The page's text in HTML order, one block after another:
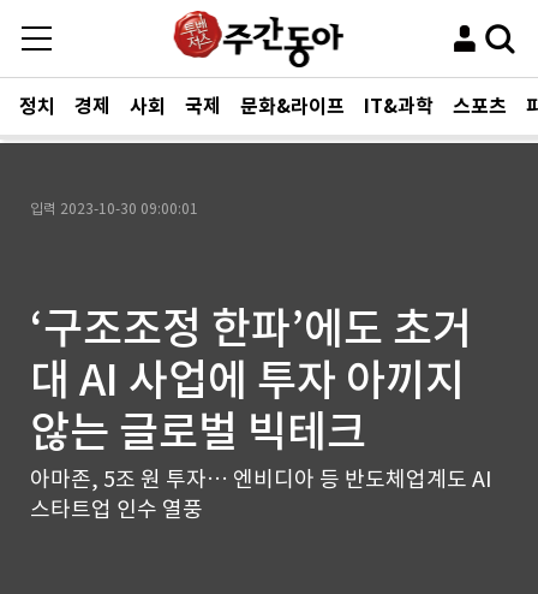
정치 경제 사회 국제 문화&라이프 IT&과학 스포츠
입력 2023-10-30 09:00:01
‘구조조정 한파’에도 초거
대 AI 사업에 투자 아끼지
않는 글로벌 빅테크
아마존, 5조 원 투자… 엔비디아 등 반도체업계도 AI
스타트업 인수 열풍